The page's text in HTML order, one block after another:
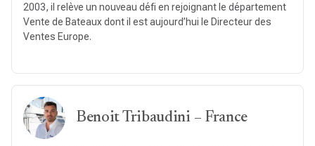
2003, il relève un nouveau défi en rejoignant le département
Vente de Bateaux dont il est aujourd’hui le Directeur des
Ventes Europe.
Benoit Tribaudini – France